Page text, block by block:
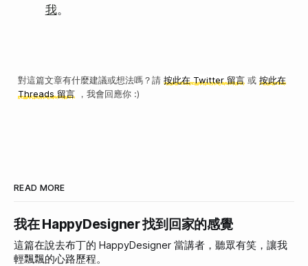
我。
對這篇文章有什麼建議或想法嗎？請 按此在 Twitter 留言或 按此在
Threads 留言，我會回應你 :)
READ MORE
我在 HappyDesigner 找到回家的感覺
這篇在說去布丁的 HappyDesigner 當講者，聽眾有笑，讓我
輕飄飄的心路歷程。